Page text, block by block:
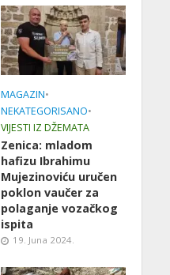
MAGAZIN•
NEKATEGORISANO•
VIJESTI IZ DŽEMATA
Zenica: mladom
hafizu Ibrahimu
Mujezinoviću uručen
poklon vaučer za
polaganje vozačkog
ispita
19. Juna 2024.